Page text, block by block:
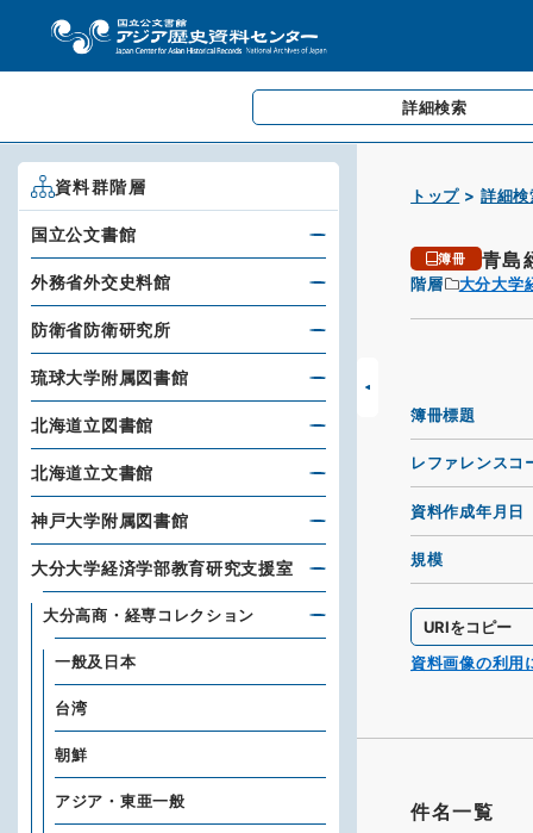
詳細検索
トップ 詳細検
簿冊 青島
階層 大分大学
簿冊標題
レファレンスコ
資料作成年月日
規模
URIをコピー
資料画像の利用
件名一覧
資料群階層
国立公文書館
外務省外交史料館
防衛省防衛研究所
琉球大学附属図書館
北海道立図書館
北海道立文書館
神戸大学附属図書館
大分大学経済学部教育研究支援室
大分高商・経専コレクション
一般及日本
台湾
朝鮮
アジア・東亜一般